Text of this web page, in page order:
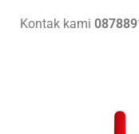
Kontak kami